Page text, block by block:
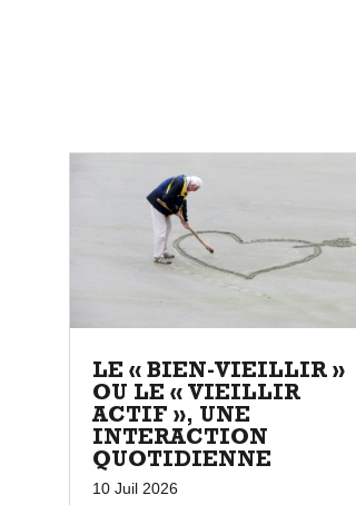
LE « BIEN-VIEILLIR »
OU LE « VIEILLIR
ACTIF », UNE
INTERACTION
QUOTIDIENNE
10 Juil 2026